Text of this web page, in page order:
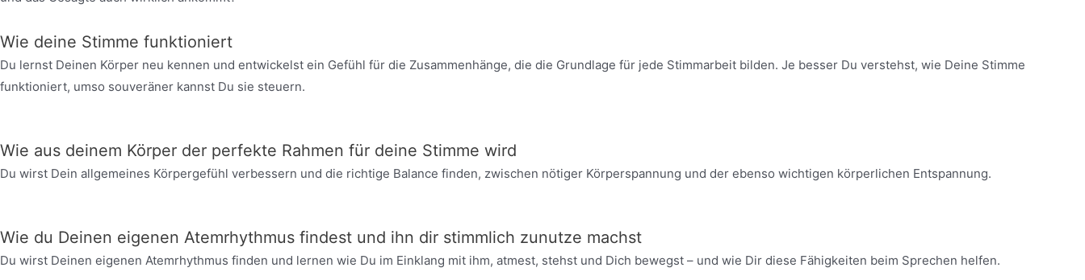
Wie deine Stimme funktioniert
Du lernst Deinen Körper neu kennen und entwickelst ein Gefühl für die Zusammenhänge, die die Grundlage für jede Stimmarbeit bilden. Je besser Du verstehst, wie Deine Stimme
funktioniert, umso souveräner kannst Du sie steuern.
Wie aus deinem Körper der perfekte Rahmen für deine Stimme wird
Du wirst Dein allgemeines Körpergefühl verbessern und die richtige Balance finden, zwischen nötiger Körperspannung und der ebenso wichtigen körperlichen Entspannung.
Wie du Deinen eigenen Atemrhythmus findest und ihn dir stimmlich zunutze machst
Du wirst Deinen eigenen Atemrhythmus finden und lernen wie Du im Einklang mit ihm, atmest, stehst und Dich bewegst – und wie Dir diese Fähigkeiten beim Sprechen helfen.